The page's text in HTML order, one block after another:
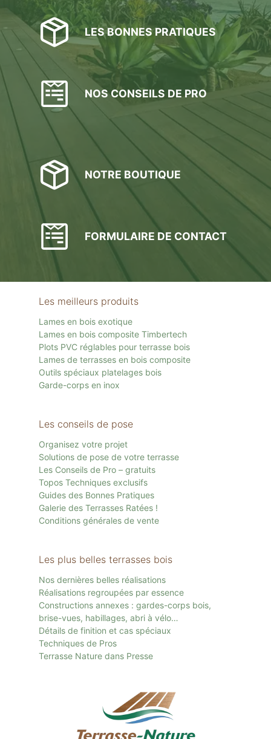
LES BONNES PRATIQUES
NOS CONSEILS DE PRO
NOTRE BOUTIQUE
FORMULAIRE DE CONTACT
Les meilleurs produits
Lames en bois exotique
Lames en bois composite Timbertech
Plots PVC réglables pour terrasse bois
Lames de terrasses en bois composite
Outils spéciaux platelages bois
Garde-corps en inox
Les conseils de pose
Organisez votre projet
Solutions de pose de votre terrasse
Les Conseils de Pro – gratuits
Topos Techniques exclusifs
Guides des Bonnes Pratiques
Galerie des Terrasses Ratées !
Conditions générales de vente
Les plus belles terrasses bois
Nos dernières belles réalisations
Réalisations regroupées par essence
Constructions annexes : gardes-corps bois,
brise-vues, habillages, abri à vélo…
Détails de finition et cas spéciaux
Techniques de Pros
Terrasse Nature dans Presse